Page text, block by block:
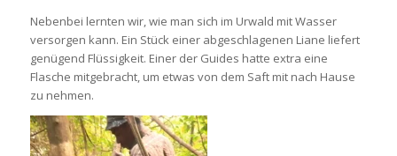
Nebenbei lernten wir, wie man sich im Urwald mit Wasser
versorgen kann. Ein Stück einer abgeschlagenen Liane liefert
genügend Flüssigkeit. Einer der Guides hatte extra eine
Flasche mitgebracht, um etwas von dem Saft mit nach Hause
zu nehmen.